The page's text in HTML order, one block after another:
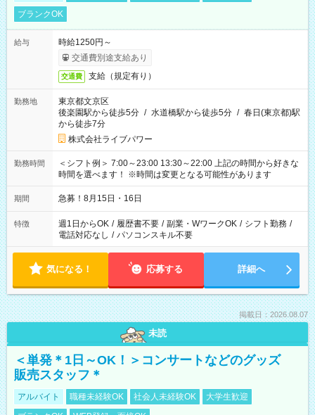
ブランクOK
給与
時給1250円～
交通費別途支給あり
交通費 支給（規定有り）
勤務地
東京都文京区
後楽園駅から徒歩5分 / 水道橋駅から徒歩5分 / 春日(東京都)駅
から徒歩7分
株式会社ライブパワー
勤務時間
＜シフト例＞ 7:00～23:00 13:30～22:00 上記の時間から好きな
時間を選べます！ ※時間は変更となる可能性があります
期間 急募！8月15日・16日
特徴 週1日からOK / 履歴書不要 / 副業・WワークOK / シフト勤務 /
電話対応なし / パソコンスキル不要
気になる！ 応募する 詳細へ
掲載日：2026.08.07
未読
＜単発＊1日～OK！＞コンサートなどのグッズ
販売スタッフ＊
アルバイト 職種未経験OK 社会人未経験OK
大学生歓迎